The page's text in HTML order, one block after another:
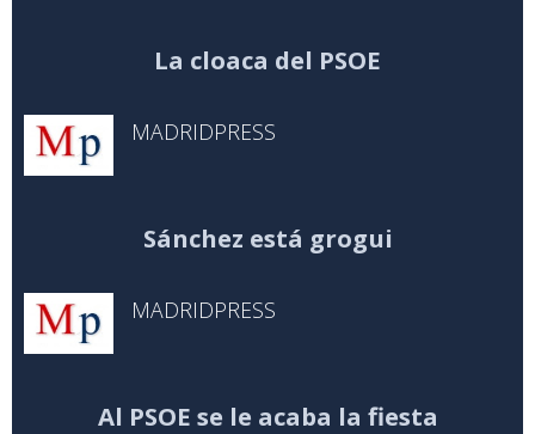
La cloaca del PSOE
MADRIDPRESS
Sánchez está grogui
MADRIDPRESS
Al PSOE se le acaba la fiesta